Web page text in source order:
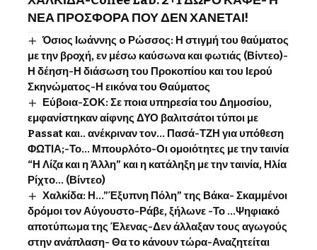
ΝΕΑ ΠΡΟΣΦΟΡΑ ΠΟΥ ΔΕΝ ΧΑΝΕΤΑΙ!
Όσιος Ιωάννης o Ρώσσος: Η στιγμή του θαύματος
με την βροχή, εν μέσω καύσωνα και φωτιάς (Βίντεο)-
Η δέηση-Η διάσωση του Προκοπίου και του Ιερού
Σκηνώματος-Η εικόνα του Θαύματος
Εύβοια-ΣΟΚ: Σε ποια υπηρεσία του Δημοσίου,
εμφανίστηκαν αίφνης ΔΥΟ βαλιτσάτοι τύποι με
Passat και.. ανέκριναν τον… Πασά-ΤΖΗ για υπόθεση
ΦΩΤΙΑ;-Το… Μπουρλότο-Οι ομοιότητες με την ταινία
“Η Λίζα και η Άλλη” και η κατάληξη με την ταινία, Ηλία
Ρίχτο… (Βίντεο)
Χαλκίδα: Η…”Έξυπνη Πόλη” της Βάκα- Σκαμμένοι
δρόμοι τον Αύγουστο-Ράβε, ξήλωνε -Το …Ψηφιακό
αποτύπωμα της Έλενας-Δεν άλλαξαν τους αγωγούς
στην ανάπλαση- Θα το κάνουν τώρα-Αναζητείται